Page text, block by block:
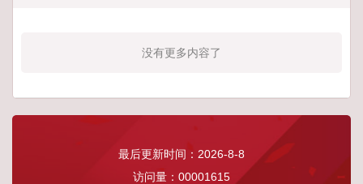
没有更多内容了
最后更新时间： 2026-8-8
访问量： 00001615